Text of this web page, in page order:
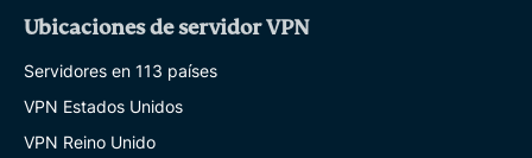
Ubicaciones de servidor VPN
Servidores en 113 países
VPN Estados Unidos
VPN Reino Unido